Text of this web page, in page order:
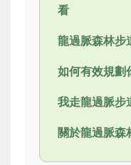
看
龍過脈森林步
如何有效規劃
我走龍過脈步
關於龍過脈森